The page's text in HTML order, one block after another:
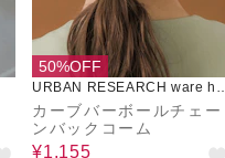
50%OFF
URBAN RESEARCH ware ho
use
カーブバーボールチェー
ンバックコーム
¥1,155